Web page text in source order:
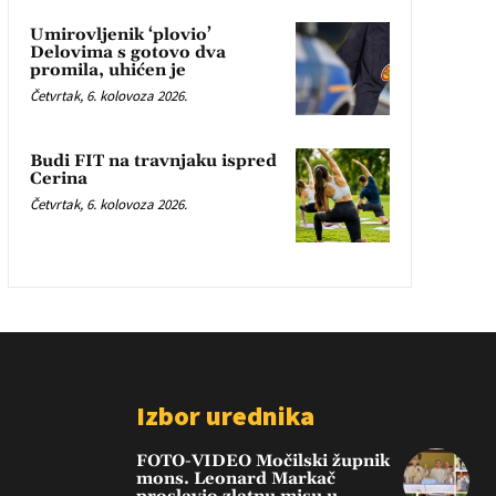
Umirovljenik ‘plovio’
Delovima s gotovo dva
promila, uhićen je
Četvrtak, 6. kolovoza 2026.
Budi FIT na travnjaku ispred
Cerina
Četvrtak, 6. kolovoza 2026.
Izbor urednika
FOTO-VIDEO Močilski župnik
mons. Leonard Markač